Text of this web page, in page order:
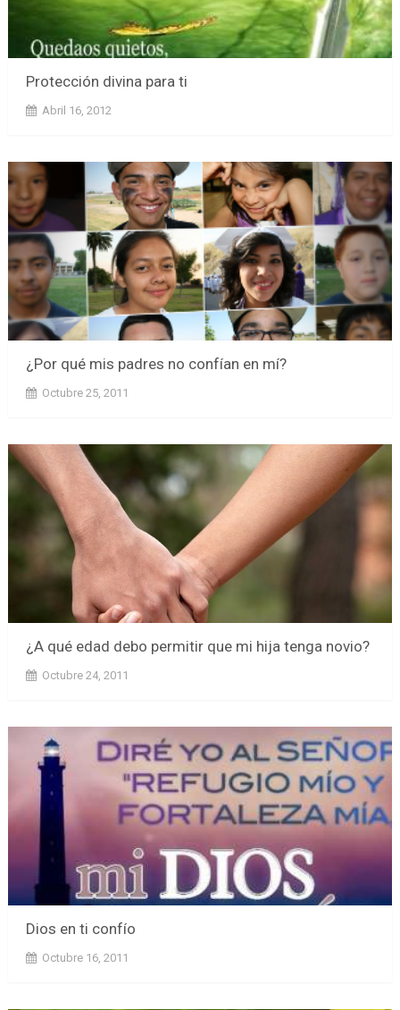
Protección divina para ti
Abril 16, 2012
¿Por qué mis padres no confían en mí?
Octubre 25, 2011
¿A qué edad debo permitir que mi hija tenga novio?
Octubre 24, 2011
Dios en ti confío
Octubre 16, 2011